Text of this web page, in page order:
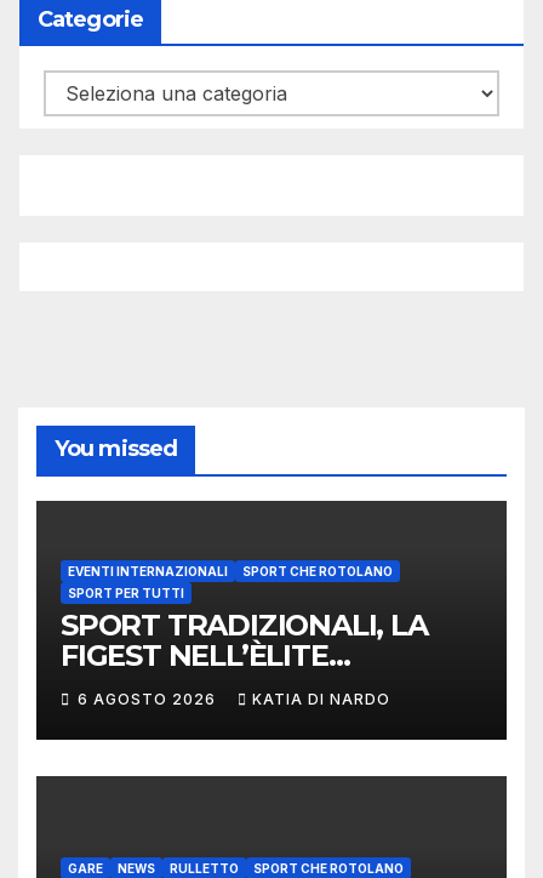
Categorie
Categorie
You missed
EVENTI INTERNAZIONALI
SPORT CHE ROTOLANO
SPORT PER TUTTI
SPORT TRADIZIONALI, LA
FIGEST NELL’ÈLITE
MONDIALE: LA
DELEGAZIONE ITALIANA
PROTAGONISTA AL
CONVEGNO TAFISA A
6 AGOSTO 2026 KATIA DI NARDO
GARE NEWS RULLETTO SPORT CHE ROTOLANO